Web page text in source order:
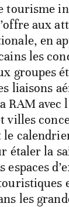
tourisme
aux
en
les
groupes
liaisons
RAM avec
villes
étaler la
espaces
les